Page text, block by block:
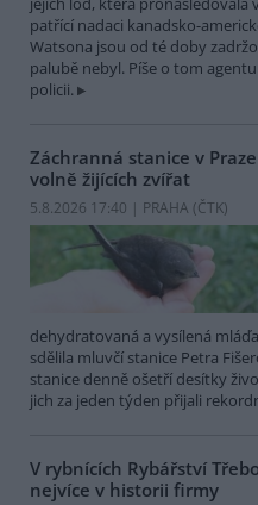
patřící nadaci kanadsko-
Watsona jsou od té doby
palubě nebyl. Píše o tom
policii.
Záchranná stanice v
volně žijících zvířat
5.8.2026 17:40 | PRAHA (ČTK)
dehydratovaná a vysílená
sdělila mluvčí stanice Petra
stanice denně ošetří desítky
jich za jeden týden přijali
V rybnících Rybářství
nejvíce v historii firmy